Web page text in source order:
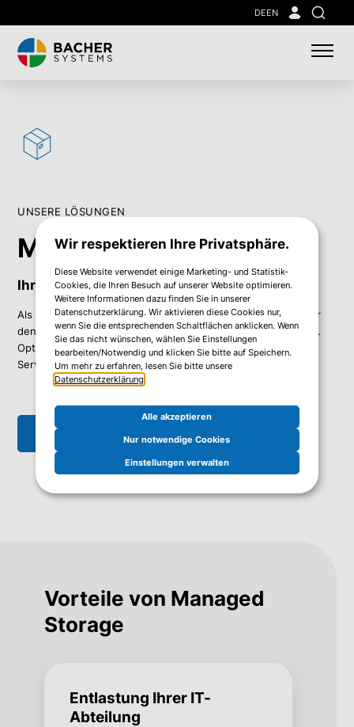
to
main
content
DEEN
Suche
UNSERE LÖSUNGEN
Managed Storage
Ihr Storage. Unsere Verantwortung.
Als erfahrenster NetApp-Partner in Österreich sorgen wir für
den
Betrieb und die Wartung Ihrer NetApp-Storage-Systeme.
Optimieren Sie die Qualität und Verfügbarkeit Ihrer Storage-
Services undreduzieren Sie gleichzeitig Ihre Aufwände.
Ich möchte mehr wissen
Vorteile von Managed
Storage
Entlastung Ihrer IT-
Abteilung
Wir respektieren Ihre Privatsphäre.
Diese Website verwendet einige Marketing- und Statistik-
Cookies, die Ihren Besuch auf unserer Website optimieren.
Weitere Informationen dazu finden Sie in unserer
Datenschutzerklärung. Wir aktivieren diese Cookies nur,
wenn Sie die entsprechenden Schaltflächen anklicken. Wenn
Sie das nicht wünschen, wählen Sie Einstellungen
bearbeiten/Notwendig und klicken Sie bitte auf Speichern.
Um mehr zu erfahren, lesen Sie bitte unsere
Datenschutzerklärung.
Alle akzeptieren
Nur notwendige Cookies
Einstellungen verwalten